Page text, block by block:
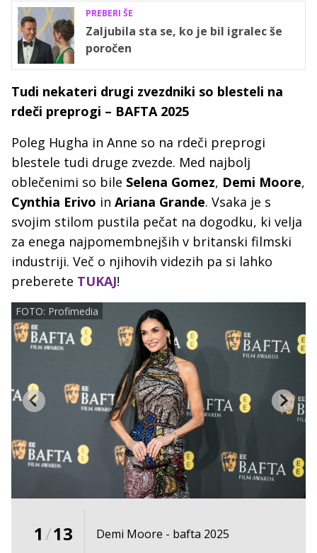
PREBERI ŠE
Zaljubila sta se, ko je bil igralec še
poročen
Tudi nekateri drugi zvezdniki so blesteli na
rdeči preprogi – BAFTA 2025
Poleg Hugha in Anne so na rdeči preprogi
blestele tudi druge zvezde. Med najbolj
oblečenimi so bile Selena Gomez, Demi Moore,
Cynthia Erivo in Ariana Grande. Vsaka je s
svojim stilom pustila pečat na dogodku, ki velja
za enega najpomembnejših v britanski filmski
industriji. Več o njihovih videzih pa si lahko
preberete TUKAJ!
FOTO: Profimedia
1/13 Demi Moore - bafta 2025